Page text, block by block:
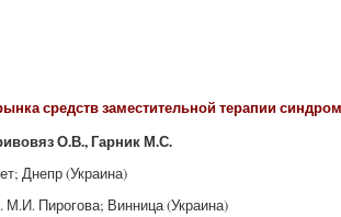
средств заместительной терапии
О.В., Гарник М.С.
Днепр (Украина)
М.И. Пирогова; Винница (Украина)